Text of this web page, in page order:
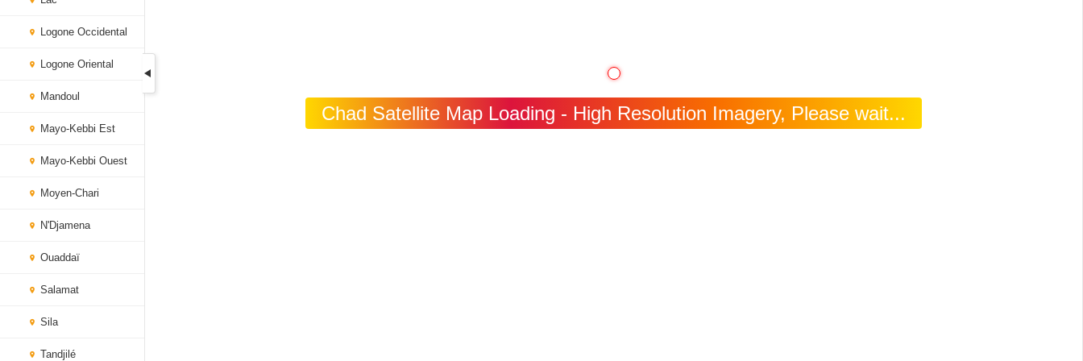
Logone Occidental
Logone Oriental
Mandoul
Mayo-Kebbi Est
Mayo-Kebbi Ouest
Moyen-Chari
N'Djamena
Ouaddaï
Salamat
Sila
Tandjilé
Chad Satellite Map Loading - High Resolution Imagery, Please wait...